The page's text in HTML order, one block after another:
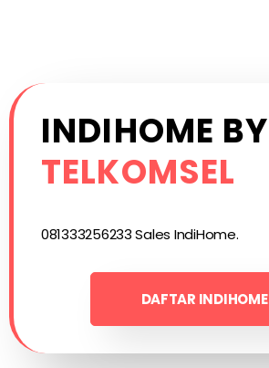
INDIHOME BY
TELKOMSEL
081333256233 Sales IndiHome.
DAFTAR INDIHOME